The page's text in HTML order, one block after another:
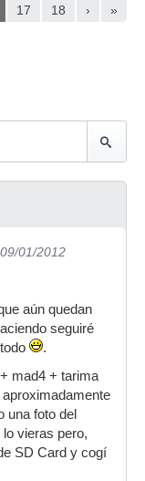
17 18 › »
01/2012
aún quedan
seguiré
.
mad4 + tarima
una foto del
lo vieras pero,
SD Card y cogí